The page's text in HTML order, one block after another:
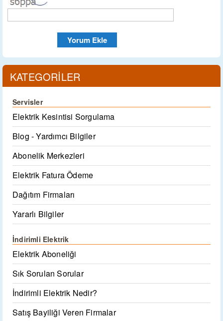
KATEGORİLER
Servisler
Elektrik Kesintisi Sorgulama
Blog - Yardımcı Bilgiler
Abonelik Merkezleri
Elektrik Fatura Ödeme
Dağıtım Firmaları
Yararlı Bilgiler
İndirimli Elektrik
Elektrik Aboneliği
Sık Sorulan Sorular
İndirimli Elektrik Nedir?
Satış Bayiliği Veren Firmalar